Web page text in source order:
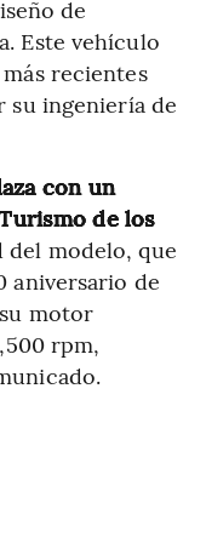
de
Este vehículo
recientes
su ingeniería de
con un
de los
del modelo, que
aniversario de
motor
rpm,